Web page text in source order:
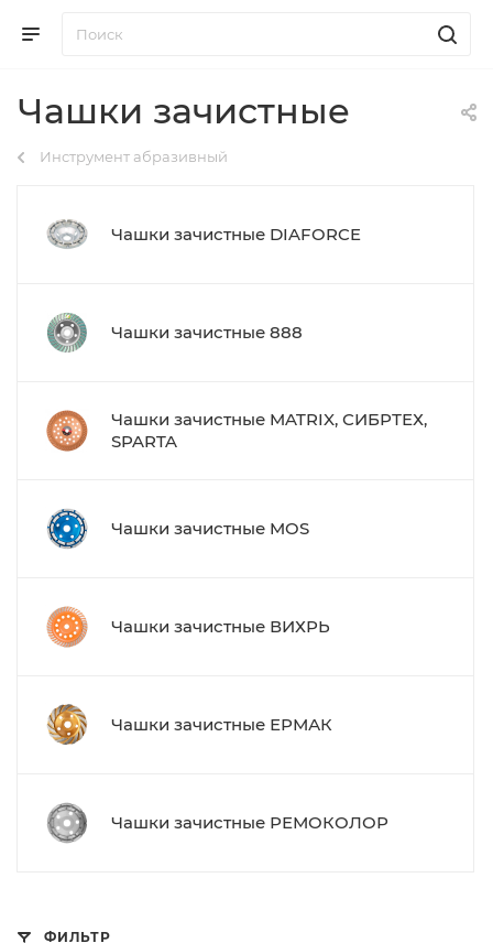
Чашки зачистные
Инструмент абразивный
Чашки зачистные DIAFORCE
Чашки зачистные 888
Чашки зачистные MATRIX, СИБРТЕХ,
SPARTA
Чашки зачистные MOS
Чашки зачистные ВИХРЬ
Чашки зачистные ЕРМАК
Чашки зачистные РЕМОКОЛОР
ФИЛЬТР